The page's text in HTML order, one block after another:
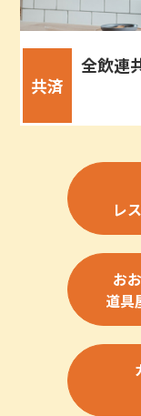
共済
全飲連
レ
お
道具